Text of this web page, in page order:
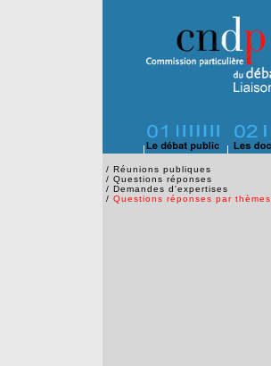
/ Réunions publiques
/ Questions réponses
/ Demandes d'expertises
/ Questions réponses par thèmes